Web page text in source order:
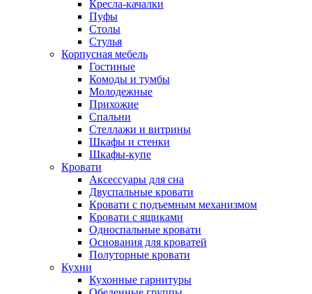
Кресла-качалки
Пуфы
Столы
Стулья
Корпусная мебель
Гостиные
Комоды и тумбы
Молодежные
Прихожие
Спальни
Стеллажи и витрины
Шкафы и стенки
Шкафы-купе
Кровати
Аксессуары для сна
Двуспальные кровати
Кровати с подъемным механизмом
Кровати с ящиками
Односпальные кровати
Основания для кроватей
Полуторные кровати
Кухни
Кухонные гарнитуры